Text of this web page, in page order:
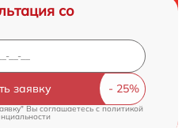
со
заявку
Вы соглашаетесь cполитикой